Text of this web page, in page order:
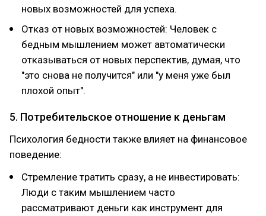
новых возможностей для успеха.
Отказ от новых возможностей: Человек с
бедным мышлением может автоматически
отказываться от новых перспектив, думая, что
"это снова не получится" или "у меня уже был
плохой опыт".
5. Потребительское отношение к деньгам
Психология бедности также влияет на финансовое
поведение:
Стремление тратить сразу, а не инвестировать:
Люди с таким мышлением часто
рассматривают деньги как инструмент для